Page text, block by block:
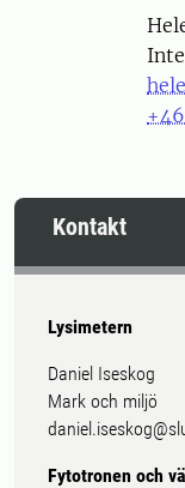
Person
Kontakt
Lysimetern
Daniel Iseskog
Mark och miljö
Fytotronen och